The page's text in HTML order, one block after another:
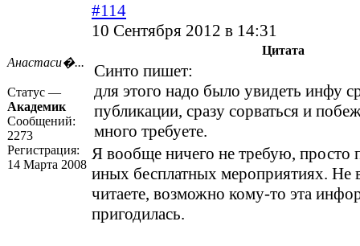
Анастаси�...
Статус —
Академик
Сообщений:
2273
Регистрация:
14 Марта 2008
#114
10 Сентября 2012 в 14:31
Цитата
Синто пишет:
для этого надо было увидеть инфу
публикации, сразу сорваться и
много требуете.
Я вообще ничего не требую, просто
иных бесплатных мероприятиях.
читаете, возможно кому-то эта
пригодилась.